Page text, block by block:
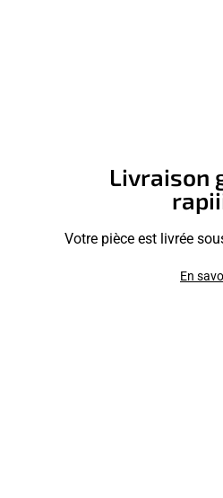
Livraison
Votre pièce est livrée
En